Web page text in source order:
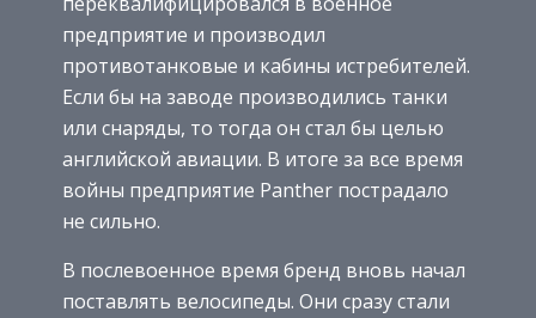
предприятие и производил
противотанковые и кабины истребителей.
Если бы на заводе производились танки
или снаряды, то тогда он стал бы целью
английской авиации. В итоге за все время
войны предприятие Panther пострадало
не сильно.
В послевоенное время бренд вновь начал
поставлять велосипеды. Они сразу стали